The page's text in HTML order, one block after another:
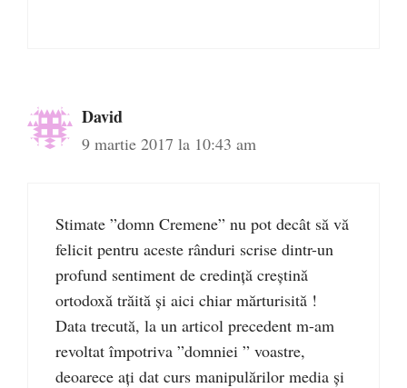
David
9 martie 2017 la 10:43 am
Stimate ”domn Cremene” nu pot decât să vă
felicit pentru aceste rânduri scrise dintr-un
profund sentiment de credință creștină
ortodoxă trăită și aici chiar mărturisită !
Data trecută, la un articol precedent m-am
revoltat împotriva ”domniei ” voastre,
deoarece ați dat curs manipulărilor media și